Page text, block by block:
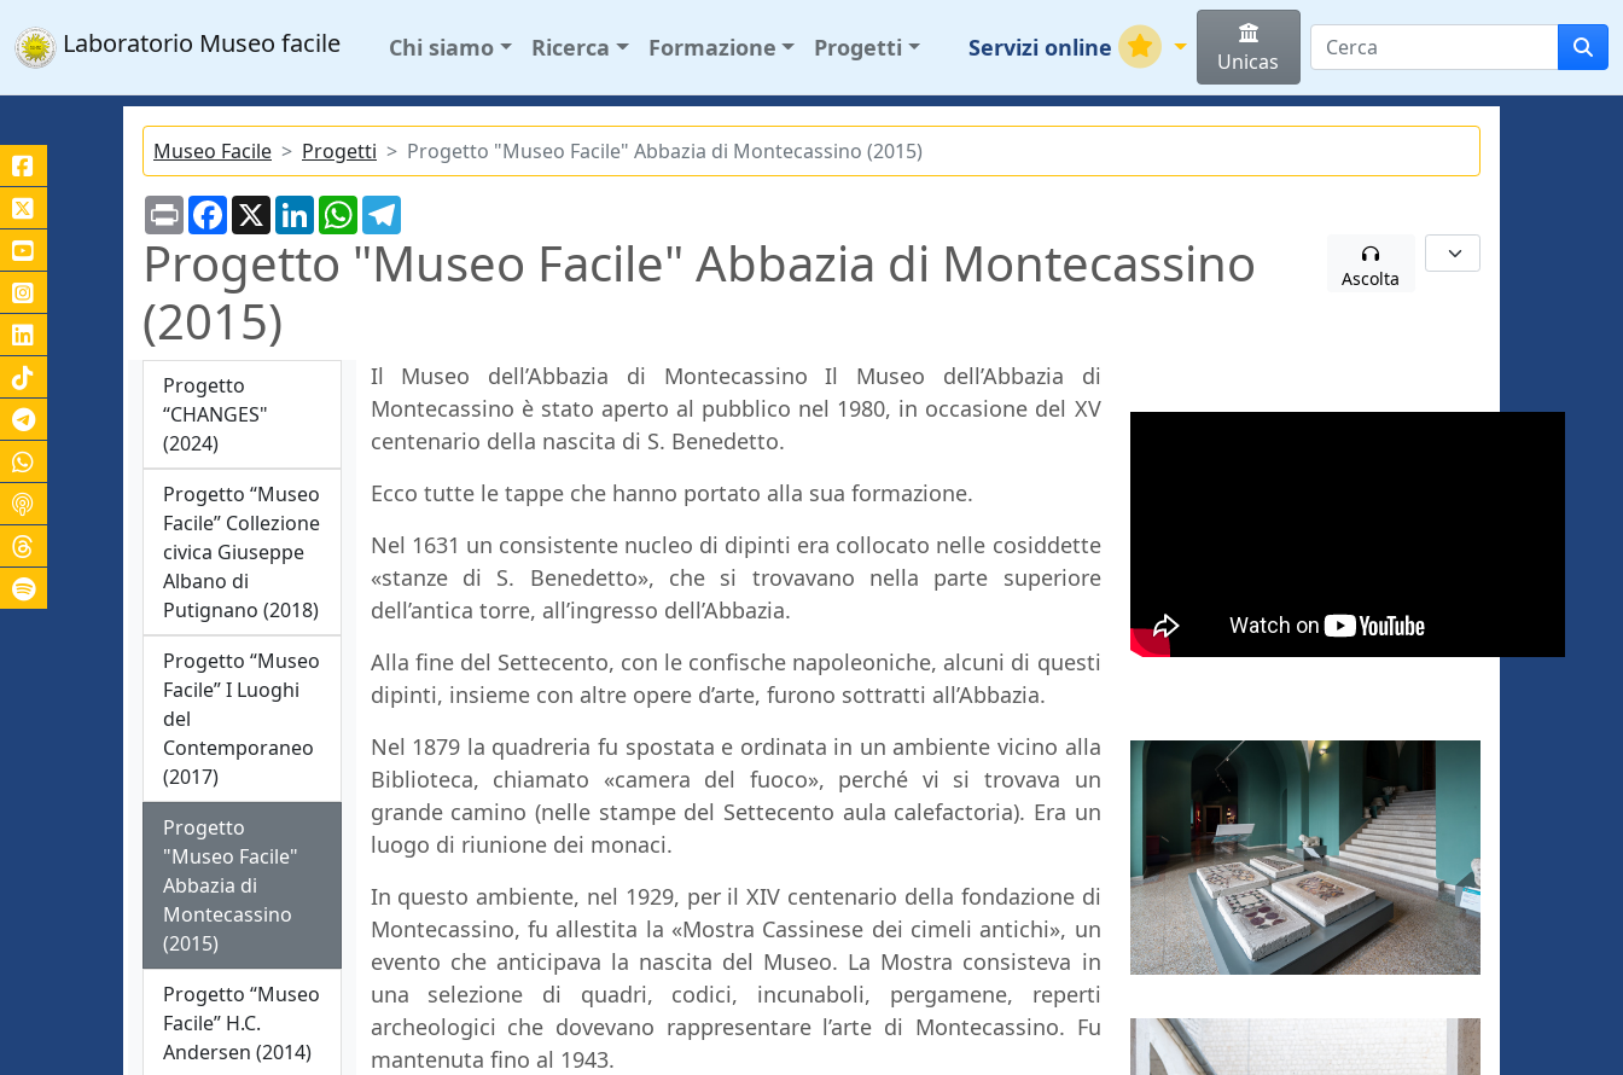
Laboratorio Museo facile Chi siamo Ricerca Formazione Progetti Servizi online
Unicas
Museo Facile Progetti Progetto "Museo Facile" Abbazia di Montecassino (2015)
PrintFacebook
X LinkedInWhatsApp
Progetto "Museo Facile" Abbazia di Montecassino
(2015)
Ascolta
Il Museo dell’Abbazia di Montecassino Il Museo dell’Abbazia di
Montecassino è stato aperto al pubblico nel 1980, in occasione del XV
centenario della nascita di S. Benedetto.
Ecco tutte le tappe che hanno portato alla sua formazione.
Nel 1631 un consistente nucleo di dipinti era collocato nelle cosiddette
«stanze di S. Benedetto», che si trovavano nella parte superiore
dell’antica torre, all’ingresso dell’Abbazia.
Alla fine del Settecento, con le confische napoleoniche, alcuni di questi
dipinti, insieme con altre opere d’arte, furono sottratti all’Abbazia.
Nel 1879 la quadreria fu spostata e ordinata in un ambiente vicino alla
Biblioteca, chiamato «camera del fuoco», perché vi si trovava un
grande camino (nelle stampe del Settecento aula calefactoria). Era un
luogo di riunione dei monaci.
In questo ambiente, nel 1929, per il XIV centenario della fondazione di
Montecassino, fu allestita la «Mostra Cassinese dei cimeli antichi», un
evento che anticipava la nascita del Museo. La Mostra consisteva in
una selezione di quadri, codici, incunaboli, pergamene, reperti
archeologici che dovevano rappresentare l’arte di Montecassino. Fu
mantenuta fino al 1943.
Progetto
“CHANGES"
(2024)
Progetto “Museo
Facile” Collezione
civica Giuseppe
Albano di
Putignano (2018)
Progetto “Museo
Facile” I Luoghi
del
Contemporaneo
(2017)
Progetto
"Museo Facile"
Abbazia di
Montecassino
(2015)
Progetto “Museo
Facile” H.C.
Andersen (2014)
Canale Telegram Unicas